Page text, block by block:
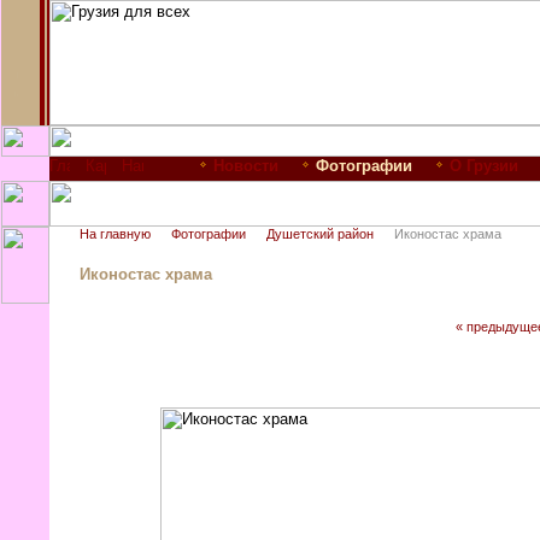
Новости Фотографии О Грузии
На главную Фотографии Душетский район Иконостас храма
Иконостас храма
«